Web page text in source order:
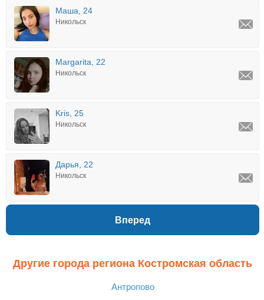
Маша, 24
Никольск
Margarita, 22
Никольск
Kris, 25
Никольск
Дарья, 22
Никольск
Вперед
Другие города региона Костромская область
Антропово